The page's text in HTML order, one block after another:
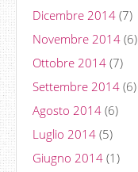
Dicembre 2014 (7)
Novembre 2014 (6)
Ottobre 2014 (7)
Settembre 2014 (6)
Agosto 2014 (6)
Luglio 2014 (5)
Giugno 2014 (1)